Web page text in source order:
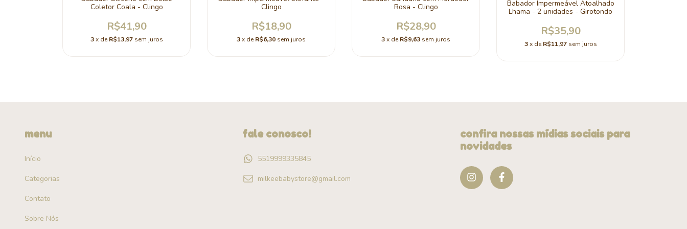
Coletor Coala - Clingo
R$41,90
3 x de R$13,97 sem juros
Clingo
R$18,90
3x de R$6,30 sem juros
Rosa - Clingo
R$28,90
3x de R$9,63 sem juros
Babador Impermeável Atoalhado
Lhama - 2 unidades - Girotondo
R$35,90
3 x de R$11,97 sem juros
menu
Início
Categorias
Contato
Sobre Nós
fale conosco!
5519999335845
milkeebabystore@gmail.com
confira nossas mídias sociais para
novidades